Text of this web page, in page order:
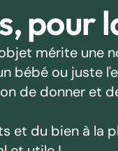
pour
mérite une
bébé ou juste
de donner et
et du bien à la